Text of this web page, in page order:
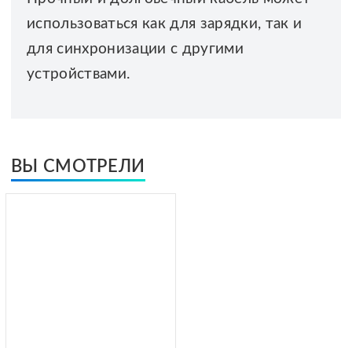
использоваться как для зарядки, так и
для синхронизации с другими
устройствами.
ВЫ СМОТРЕЛИ